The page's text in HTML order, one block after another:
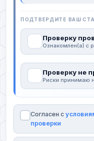
ПОДТВЕРДИТЕ ВАШ
Проверку
Ознакомлен(а) с
Проверку не
Риски принимаю
Согласен с
проверки